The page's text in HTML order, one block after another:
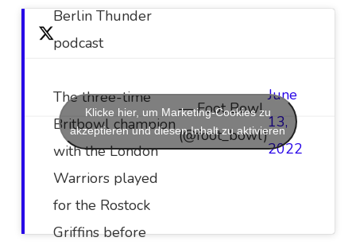
Berlin Thunder
podcast
The three-time
Britbowl champion
with the London
Warriors played
for the Rostock
Griffins before
— Foot Bowl
(@foot_bowl)
June
13,
2022
Klicke hier, um Marketing-Cookies zu
akzeptieren und diesen Inhalt zu aktivieren